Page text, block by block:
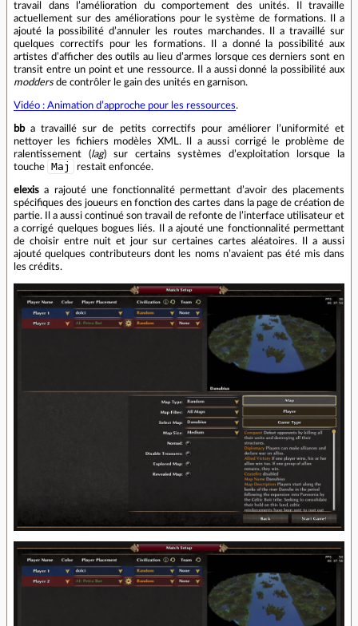
travail dans l’amélioration du comportement des unités. Il travaille
actuellement sur des améliorations pour le système de formations. Il a
ajouté la possibilité d’annuler les routes marchandes. Il a travaillé sur
quelques correctifs pour les formations. Il a donné la possibilité aux
artistes d’afficher des outils au lieu d’armes lorsque ces derniers sont en
transit entre un point et une ressource. Il a aussi donné la possibilité aux
moddersde contrôler le gain des unités en garnison.
Vidéo : Animation d’approche pour les ressources.
bba travaillé sur de petits correctifs pour améliorer l’uniformité et
nettoyer les fichiers modèles XML. Il a aussi corrigé le problème de
ralentissement (lag) sur certains systèmes d’exploitation lorsque la
touche
Maj restait enfoncée.
elexis a rajouté une fonctionnalité permettant d’avoir des placements
spécifiques des joueurs en fonction des cartes dans la page de création de
partie. Il a aussi continué son travail de refonte de l’interface utilisateur et
a corrigé quelques bogues liés. Il a ajouté une fonctionnalité permettant
de choisir entre nuit et jour sur certaines cartes aléatoires. Il a aussi
ajouté quelques contributeurs dont les noms n’avaient pas été mis dans
les crédits.